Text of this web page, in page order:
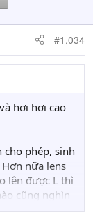
#1,034
hơi hơi cao
phép, sinh
nữa lens
lên được L thì
cũng nghìn